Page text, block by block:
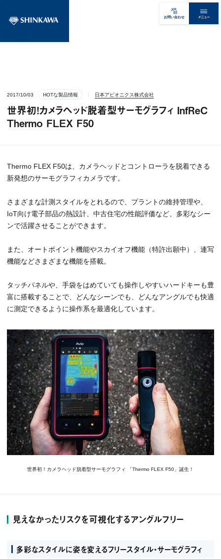
お問い合わせ メニュー
2017/10/03 HOTな製品情報 日本アビオニクス株式会社
世界初！カメラヘッド脱着型サーモグラフィ InfReC
Thermo FLEX F50
Thermo FLEX F50は、カメラヘッドとコントローラを脱着できる
新発想のサーモグラフィカメラです。
さまざまな計測スタイルをとれるので、プラントの維持管理や、
IoT向け電子部品の熱設計、中古住宅の性能評価など、多彩なシー
ンで活躍させることができます。
また、オートポイント機能やスカイオフ機能（特許出願中）、連写
機能などさまざまな機能を搭載。
タッチパネルや、手袋をはめていても操作しやすいハードキーも豊
富に搭載することで、どんなシーンでも、どんなアングルでも快適
に測定できるように操作系を最適化しています。
世界初！カメラヘッド脱着型サーモグラフィ 「Thermo FLEX F50」誕生！
見えなかったリスクを可視化するアングルフリー
多彩なスタイルに姿を変えるフリースタイル・サーモグラフィ